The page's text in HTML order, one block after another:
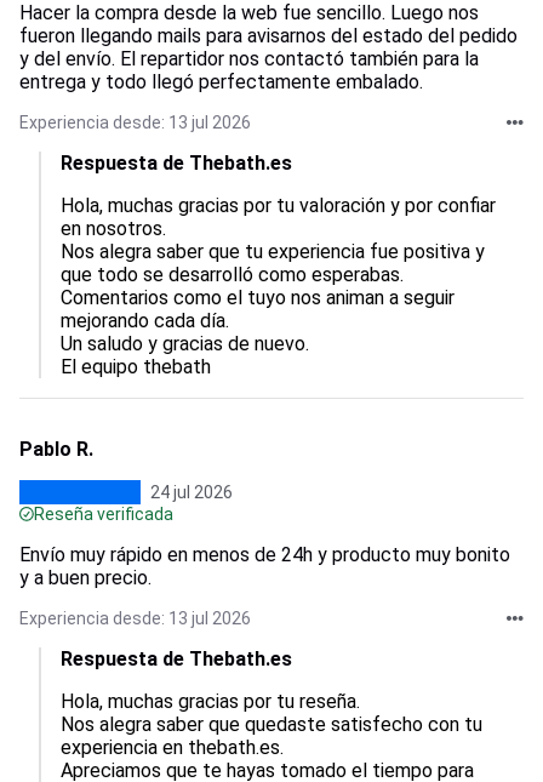
Hacer la compra desde la web fue sencillo. Luego nos
fueron llegando mails para avisarnos del estado del pedido
y del envío. El repartidor nos contactó también para la
entrega y todo llegó perfectamente embalado.
Experiencia desde: 13 jul 2026
Respuesta de Thebath.es
Hola, muchas gracias por tu valoración y por confiar
en nosotros.
Nos alegra saber que tu experiencia fue positiva y
que todo se desarrolló como esperabas.
Comentarios como el tuyo nos animan a seguir
mejorando cada día.
Un saludo y gracias de nuevo.
El equipo thebath
Pablo R.
24 jul 2026
Reseña verificada
Envío muy rápido en menos de 24h y producto muy bonito
y a buen precio.
Experiencia desde: 13 jul 2026
Respuesta de Thebath.es
Hola, muchas gracias por tu reseña.
Nos alegra saber que quedaste satisfecho con tu
experiencia en thebath.es.
Apreciamos que te hayas tomado el tiempo para